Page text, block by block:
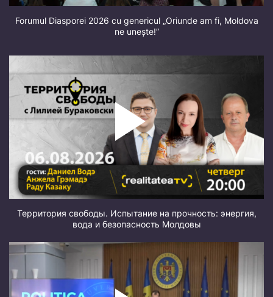
Forumul Diasporei 2026 cu genericul „Oriunde am fi, Moldova
ne unește!”
Территория свободы. Испытание на прочность: энергия,
вода и безопасность Молдовы